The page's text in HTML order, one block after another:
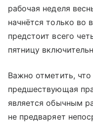
рабочая неделя
начнётся только во
предстоит всего
пятницу
Важно отметить,
предшествующая
является обычным
не предваряет